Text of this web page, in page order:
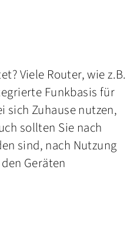
Viele Router, wie z.B.
Funkbasis für
sich Zuhause nutzen,
sollten Sie nach
sind, nach Nutzung
Geräten